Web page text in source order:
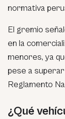
normativa
El gremio
en la
menores, ya
pese a
Reglamento
¿Qué